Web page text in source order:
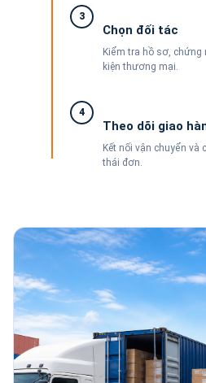
3
Chọn đối tác
Kiểm tra hồ sơ, chứng
kiện thương mại.
4
Theo dõi giao
Kết nối vận chuyển và
thái đơn.